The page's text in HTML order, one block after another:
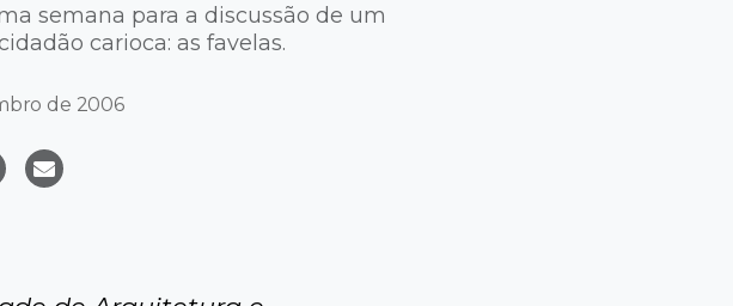
semana para a discussão de um
carioca: as favelas.
de 2006